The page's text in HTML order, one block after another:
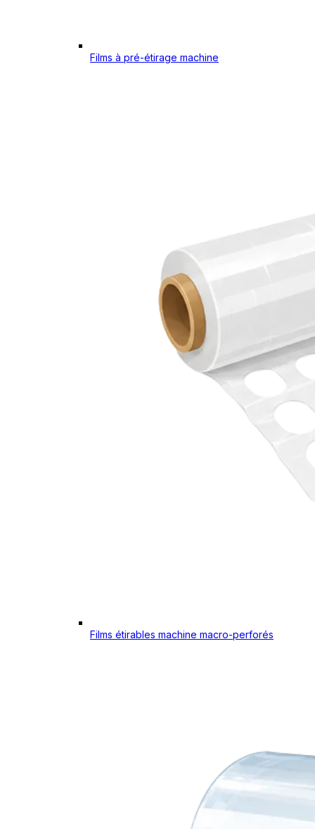
Films à pré-étirage machine
Films étirables machine macro-perforés